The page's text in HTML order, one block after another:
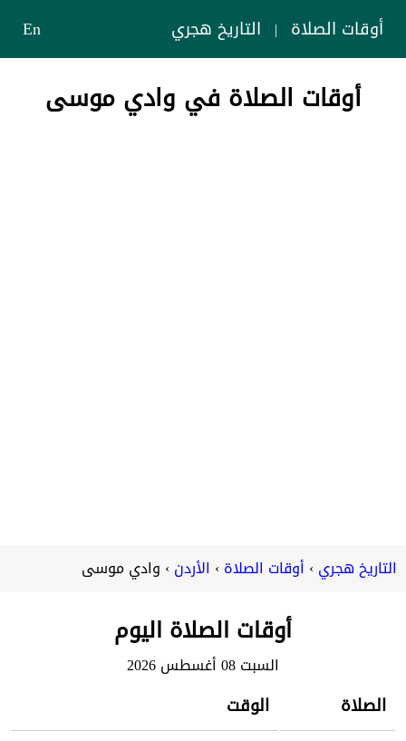
أوقات الصلاة | التاريخ هجري En
أوقات الصلاة في وادي موسى
التاريخ هجري أوقات الصلاة الأردن وادي موسى
أوقات الصلاة اليوم
السبت 08 أغسطس 2026
الصلاة
الوقت